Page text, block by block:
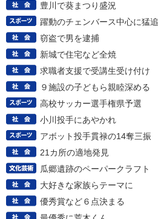
豊川で葵まつり盛況
躍動のチェンバース中心に猛追
窃盗で男を逮捕
新城で住宅など全焼
求職者支援で受講生受け付け
９施設の子どもら親睦深める
高校サッカー選手権県予選
小川投手にあやかれ
アボット投手貫禄の14奪三振
21カ所の適地発見
瓜郷遺跡のペーパークラフト
大好きな家族らテーマに
優秀賞など６点決まる